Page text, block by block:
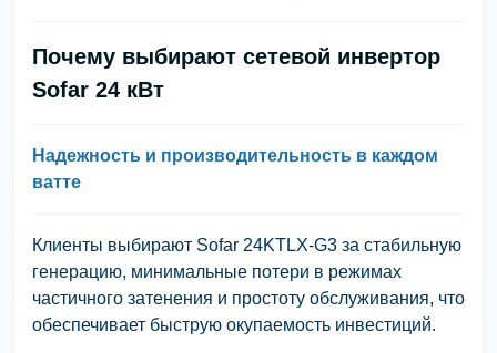
Почему выбирают сетевой инвертор
Sofar 24 кВт
Надежность и производительность в каждом
ватте
Клиенты выбирают Sofar 24KTLX-G3 за стабильную
генерацию, минимальные потери в режимах
частичного затенения и простоту обслуживания, что
обеспечивает быструю окупаемость инвестиций.